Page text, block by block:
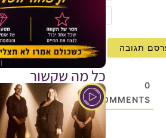
שם
0
COMMENTS
כל מה שקשור